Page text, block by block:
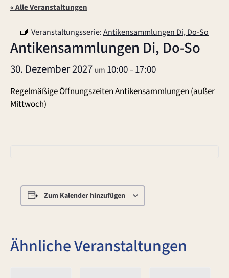
« Alle Veranstaltungen
Veranstaltungsserie:Antikensammlungen Di, Do-So
Antikensammlungen Di, Do-So
30. Dezember 2027 um 10:00–17:00
Regelmäßige Öffnungszeiten Antikensammlungen (außer
Mittwoch)
Zum Kalender hinzufügen
Ähnliche Veranstaltungen